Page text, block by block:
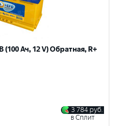
(100 Ач, 12 V) Обратная, R+
3 784 руб.
в Сплит